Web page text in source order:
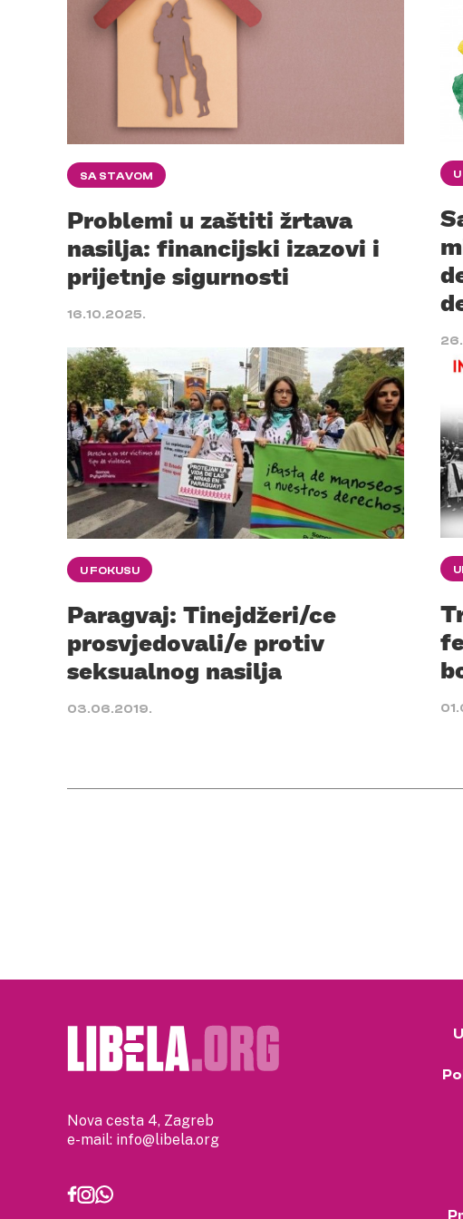
SA STAVOM
Problemi u zaštiti žrtava
nasilja: financijski izazovi i
prijetnje sigurnosti
16.10.2025.
U FOKUSU
Paragvaj: Tinejdžeri/ce
prosvjedovali/e protiv
seksualnog nasilja
03.06.2019.
Nova cesta 4, Zagreb
e-mail: info@libela.org